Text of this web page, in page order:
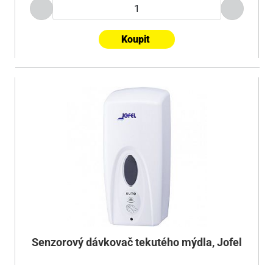
Koupit
Senzorový dávkovač tekutého mýdla, Jofel